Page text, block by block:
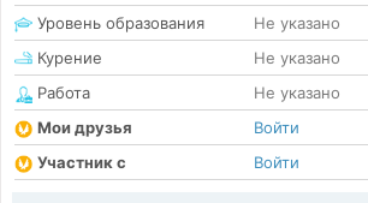
Уровень образования
Не указано
Курение
Не указано
Работа
Не указано
Мои друзья
Войти
Участник с
Войти